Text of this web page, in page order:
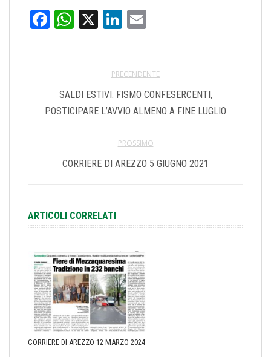
Facebook
WhatsApp
X LinkedIn
PRECENDENTE
SALDI ESTIVI: FISMO CONFESERCENTI,
POSTICIPARE L’AVVIO ALMENO A FINE LUGLIO
PROSSIMO
CORRIERE DI AREZZO 5 GIUGNO 2021
ARTICOLI CORRELATI
CORRIERE DI AREZZO 12 MARZO 2024